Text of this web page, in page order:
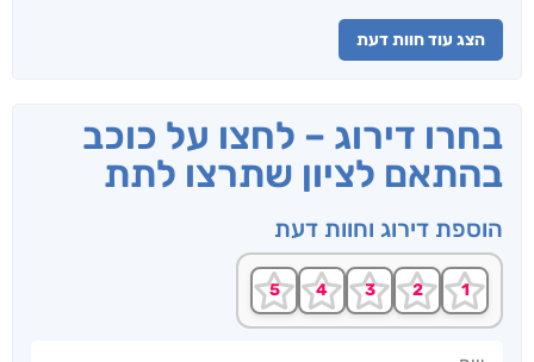
הצג עוד חוות דעת
בחרו דירוג – לחצו על כוכב
בהתאם לציון שתרצו לתת
הוספת דירוג וחוות דעת